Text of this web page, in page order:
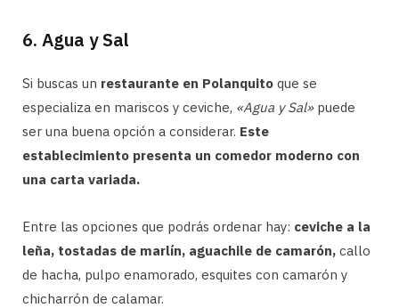
6. Agua y Sal
Si buscas un restaurante en Polanquito que se
especializa en mariscos y ceviche, «Agua y Sal»puede
ser una buena opción a considerar. Este
establecimiento presenta un comedor moderno con
una carta variada.
Entre las opciones que podrás ordenar hay: ceviche a la
leña, tostadas de marlín, aguachile de camarón, callo
de hacha, pulpo enamorado, esquites con camarón y
chicharrón de calamar.